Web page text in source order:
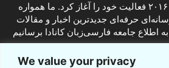
We value your privacy
پیکوبینو در ابتدای سال ۲۰۱۶ فعالیت خود را آغاز کرد. ما همواره
حرفه‌ای جدیدترین اخبار و مقالات